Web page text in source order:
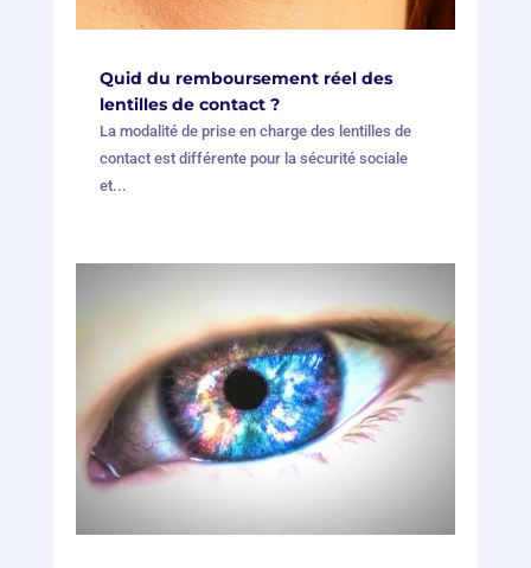
Quid du remboursement réel des
lentilles de contact ?
La modalité de prise en charge des lentilles de
contact est différente pour la sécurité sociale
et...